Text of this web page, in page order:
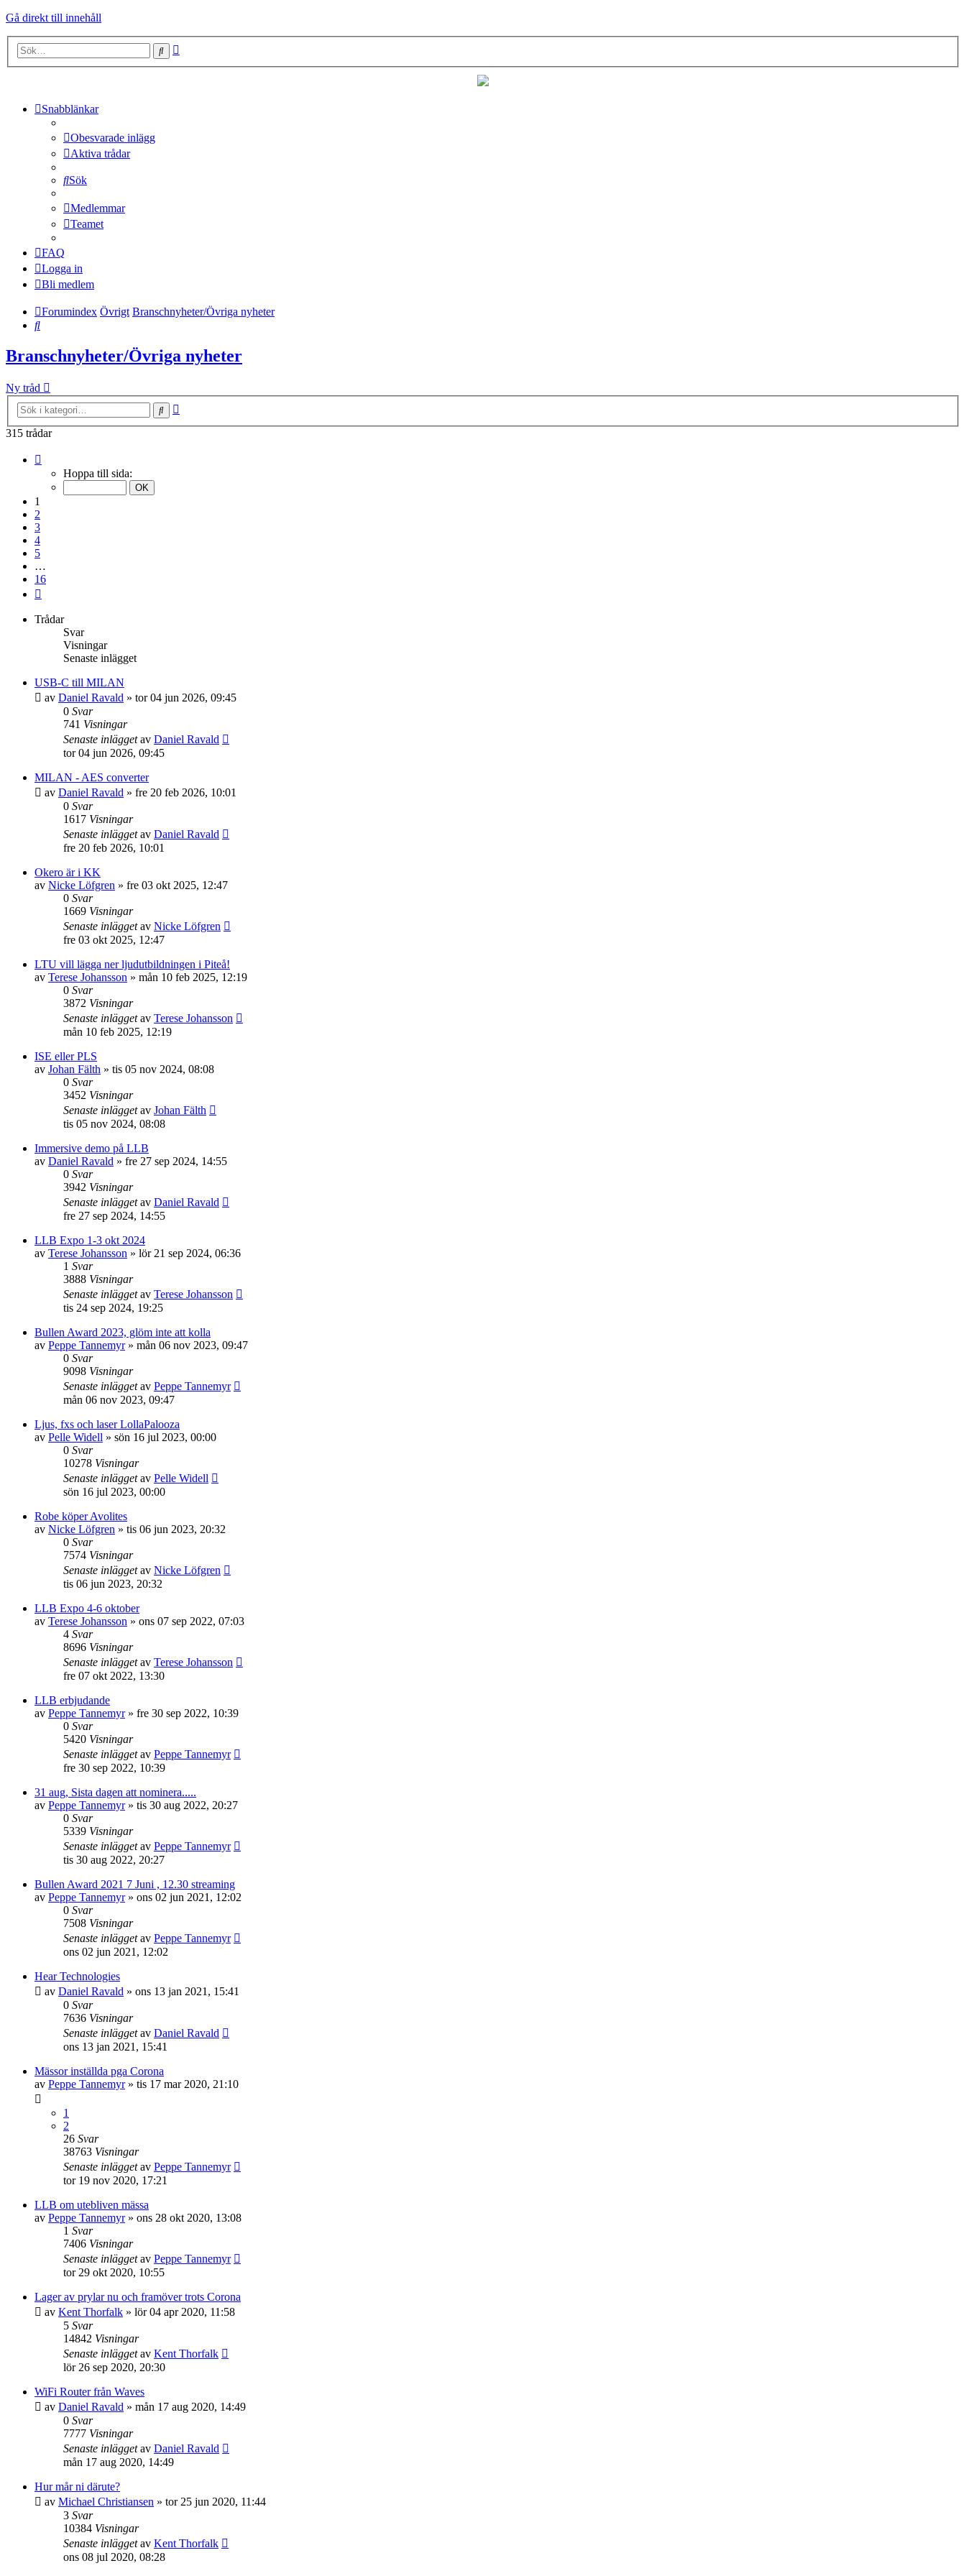
Gå direkt till innehåll
Sök
Snabblänkar
Obesvarade inlägg
Aktiva trådar
Sök
Medlemmar
Teamet
FAQ
Logga in
Bli medlem
Forumindex Övrigt Branschnyheter/Övriga nyheter
Sök
Branschnyheter/Övriga nyheter
Ny tråd
Sök
315 trådar
Hoppa till sida:
1
2
3
4
5
…
16
Trådar
Svar
Visningar
Senaste inlägget
USB-C till MILAN
av Daniel Ravald » tor 04 jun 2026, 09:45
0 Svar
741 Visningar
Senaste inläggetav Daniel Ravald
tor 04 jun 2026, 09:45
MILAN - AES converter
av Daniel Ravald » fre 20 feb 2026, 10:01
0 Svar
1617 Visningar
Senaste inläggetav Daniel Ravald
fre 20 feb 2026, 10:01
Okero är i KK
av Nicke Löfgren » fre 03 okt 2025, 12:47
0 Svar
1669 Visningar
Senaste inläggetav Nicke Löfgren
fre 03 okt 2025, 12:47
LTU vill lägga ner ljudutbildningen i Piteå!
av Terese Johansson » mån 10 feb 2025, 12:19
0 Svar
3872 Visningar
Senaste inläggetav Terese Johansson
mån 10 feb 2025, 12:19
ISE eller PLS
av Johan Fälth » tis 05 nov 2024, 08:08
0 Svar
3452 Visningar
Senaste inläggetav Johan Fälth
tis 05 nov 2024, 08:08
Immersive demo på LLB
av Daniel Ravald » fre 27 sep 2024, 14:55
0 Svar
3942 Visningar
Senaste inläggetav Daniel Ravald
fre 27 sep 2024, 14:55
LLB Expo 1-3 okt 2024
av Terese Johansson » lör 21 sep 2024, 06:36
1 Svar
3888 Visningar
Senaste inläggetav Terese Johansson
tis 24 sep 2024, 19:25
Bullen Award 2023, glöm inte att kolla
av Peppe Tannemyr» mån 06 nov 2023, 09:47
0 Svar
9098 Visningar
Senaste inläggetav Peppe Tannemyr
mån 06 nov 2023, 09:47
Ljus, fxs och laser LollaPalooza
av Pelle Widell » sön 16 jul 2023, 00:00
0 Svar
10278 Visningar
Senaste inläggetav Pelle Widell
sön 16 jul 2023, 00:00
Robe köper Avolites
av Nicke Löfgren » tis 06 jun 2023, 20:32
0 Svar
7574 Visningar
Senaste inläggetav Nicke Löfgren
tis 06 jun 2023, 20:32
LLB Expo 4-6 oktober
av Terese Johansson » ons 07 sep 2022, 07:03
4 Svar
8696 Visningar
Senaste inläggetav Terese Johansson
fre 07 okt 2022, 13:30
LLB erbjudande
av Peppe Tannemyr» fre 30 sep 2022, 10:39
0 Svar
5420 Visningar
Senaste inläggetav Peppe Tannemyr
fre 30 sep 2022, 10:39
31 aug, Sista dagen att nominera.....
av Peppe Tannemyr» tis 30 aug 2022, 20:27
0 Svar
5339 Visningar
Senaste inläggetav Peppe Tannemyr
tis 30 aug 2022, 20:27
Bullen Award 2021 7 Juni , 12.30 streaming
av Peppe Tannemyr» ons 02 jun 2021, 12:02
0 Svar
7508 Visningar
Senaste inläggetav Peppe Tannemyr
ons 02 jun 2021, 12:02
Hear Technologies
av Daniel Ravald » ons 13 jan 2021, 15:41
0 Svar
7636 Visningar
Senaste inläggetav Daniel Ravald
ons 13 jan 2021, 15:41
Mässor inställda pga Corona
av Peppe Tannemyr» tis 17 mar 2020, 21:10
1
2
26 Svar
38763 Visningar
Senaste inläggetav Peppe Tannemyr
tor 19 nov 2020, 17:21
LLB om utebliven mässa
av Peppe Tannemyr» ons 28 okt 2020, 13:08
1 Svar
7406 Visningar
Senaste inläggetav Peppe Tannemyr
tor 29 okt 2020, 10:55
Lager av prylar nu och framöver trots Corona
av Kent Thorfalk » lör 04 apr 2020, 11:58
5 Svar
14842 Visningar
Senaste inläggetav Kent Thorfalk
lör 26 sep 2020, 20:30
WiFi Router från Waves
av Daniel Ravald » mån 17 aug 2020, 14:49
0 Svar
7777 Visningar
Senaste inläggetav Daniel Ravald
mån 17 aug 2020, 14:49
Hur mår ni därute?
av Michael Christiansen » tor 25 jun 2020, 11:44
3 Svar
10384 Visningar
Senaste inläggetav Kent Thorfalk
ons 08 jul 2020, 08:28